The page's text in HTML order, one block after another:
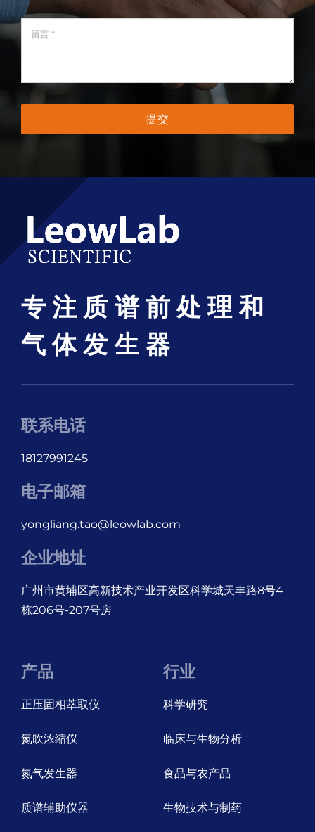
提交
专注质谱前处理和
气体发生器
联系电话
18127991245
电子邮箱
yongliang.tao@leowlab.com
企业地址
广州市黄埔区高新技术产业开发区科学城天丰路8号4
栋206号-207号房
产品
正压固相萃取仪
氮吹浓缩仪
氮气发生器
质谱辅助仪器
行业
科学研究
临床与生物分析
食品与农产品
生物技术与制药